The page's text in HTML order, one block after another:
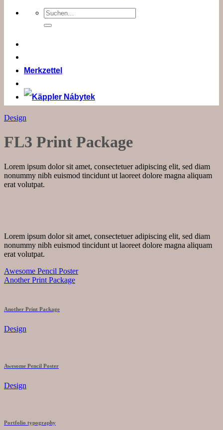
Suchen
nach:
Merkzettel
Design
FL3 Print Package
Lorem ipsum dolor sit amet, consectetuer adipiscing elit, sed diam
nonummy nibh euismod tincidunt ut laoreet dolore magna aliquam
erat volutpat.
Lorem ipsum dolor sit amet, consectetuer adipiscing elit, sed diam
nonummy nibh euismod tincidunt ut laoreet dolore magna aliquam
erat volutpat.
Awesome Pencil Poster
Another Print Package
Another Print Package
Design
Awesome Pencil Poster
Design
Portfolio typography